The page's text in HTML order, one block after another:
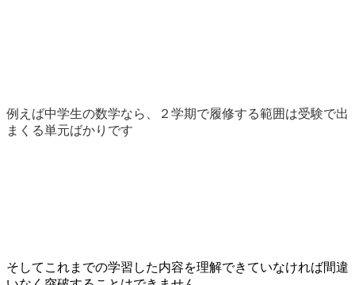
例えば中学生の数学なら、２学期で履修する範囲は受験で出
まくる単元ばかりです
そしてこれまでの学習した内容を理解できていなければ間違